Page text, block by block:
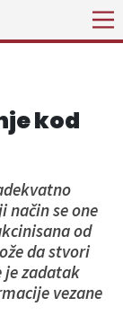
kod
način se one
od
da stvori
je zadatak
vezane